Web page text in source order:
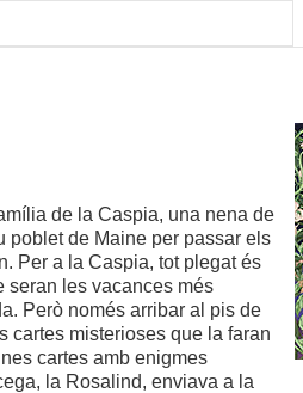
de la Caspia, una nena de
poblet de Maine per passar els
Per a la Caspia, tot plegat és
seran les vacances més
Però només arribar al pis de
cartes misterioses que la faran
cartes amb enigmes
la Rosalind, enviava a la